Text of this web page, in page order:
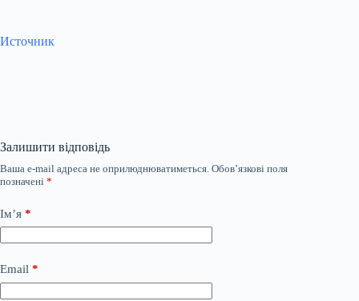
Источник
Залишити відповідь
Ваша e-mail адреса не оприлюднюватиметься. Обов’язкові поля
позначені *
Ім’я *
Email *